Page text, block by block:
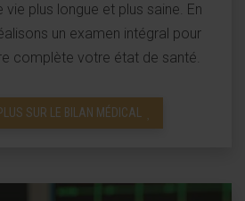
plus longue et plus saine. En
un examen intégral pour
complète votre état de santé.
SUR LE BILAN MÉDICAL